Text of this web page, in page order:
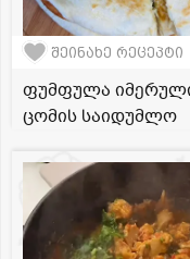
შეინახე რეცეპტი
ფუმფულა
ცომის საიდუმლო